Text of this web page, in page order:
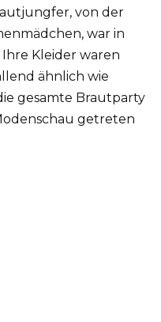
von der
war in
Kleider waren
ähnlich wie
gesamte Brautparty
getreten